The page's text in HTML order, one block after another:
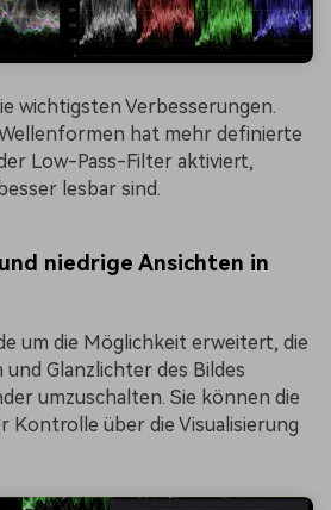
wichtigsten Verbesserungen.
hat mehr definierte
Low-Pass-Filter aktiviert,
lesbar sind.
niedrige Ansichten in
um die Möglichkeit erweitert, die
Glanzlichter des Bildes
umzuschalten. Sie können die
Kontrolle über die Visualisierung